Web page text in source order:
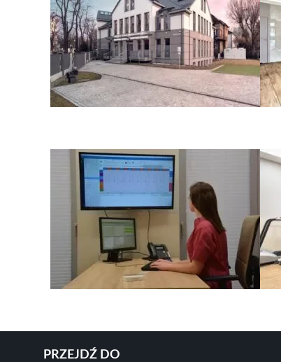
PRZEJDŹ DO